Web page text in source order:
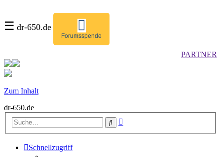
☰ dr-650.de
Forumsspende
PARTNER
Zum Inhalt
dr-650.de
Suche
Schnellzugriff